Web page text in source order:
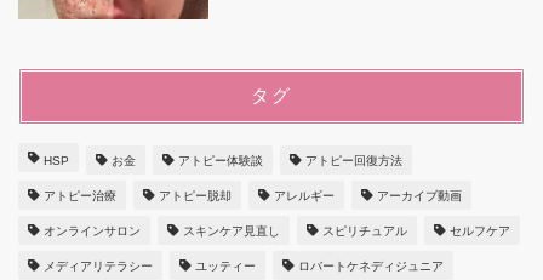
タグ
HSP お金 アトピー体験談 アトピー回復方法
アトピー治療 アトピー脱却 アレルギー アーカイブ動画
オンラインサロン スキンケア見直し スピリチュアル セルフケア
メディアリテラシー ユッティー ロバートケネディジュニア